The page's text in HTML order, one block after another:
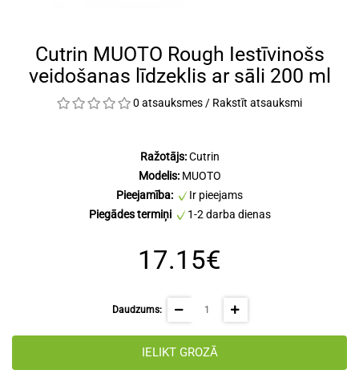
Cutrin MUOTO Rough Iestīvinošs
veidošanas līdzeklis ar sāli 200 ml
0 atsauksmes / Rakstīt atsauksmi
Ražotājs:Cutrin
Modelis:MUOTO
Pieejamība:
Ir pieejams
Piegādes termiņi
1-2 darba dienas
17.15€
Daudzums:
IELIKT GROZĀ